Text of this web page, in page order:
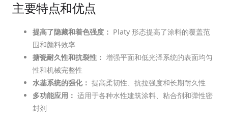
主要特点和优点
提高了隐藏和着色强度： Platy 形态提高了涂料的覆盖范
围和颜料效率
搪瓷耐久性和抗裂性： 增强平面和低光泽系统的表面均匀
性和机械完整性
水基系统的强化： 提高柔韧性、抗拉强度和长期耐久性
多功能应用： 适用于各种水性建筑涂料、粘合剂和弹性密
封剂